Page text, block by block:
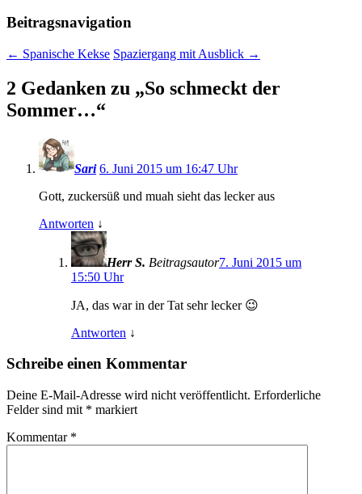
Beitragsnavigation
← Spanische Kekse Spaziergang mit Ausblick →
2 Gedanken zu „So schmeckt der
Sommer…“
Sari 6. Juni 2015 um 16:47 Uhr
Gott, zuckersüß und muah sieht das lecker aus
Antworten ↓
Herr S. Beitragsautor7. Juni 2015 um
15:50 Uhr
JA, das war in der Tat sehr lecker 😉
Antworten ↓
Schreibe einen Kommentar
Deine E-Mail-Adresse wird nicht veröffentlicht. Erforderliche
Felder sind mit * markiert
Kommentar *